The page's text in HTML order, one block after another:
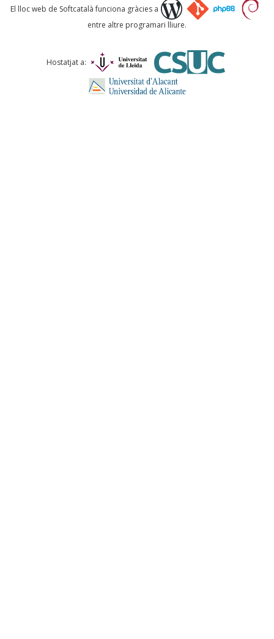
Què proposeu?
Comentari *
El lloc web de Softcatalà funciona gràcies a
entre altre programari lliure.
Hostatjat a: